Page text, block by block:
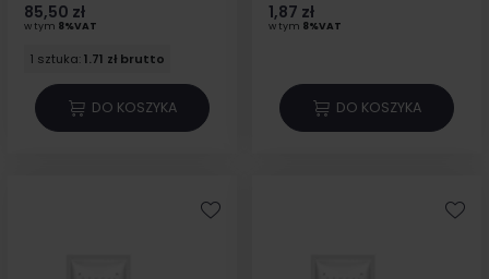
85,50 zł
w tym 8%VAT
1 sztuka:1.71 zł brutto
DO KOSZYKA
1,87 zł
w tym 8%VAT
DO KOSZYKA